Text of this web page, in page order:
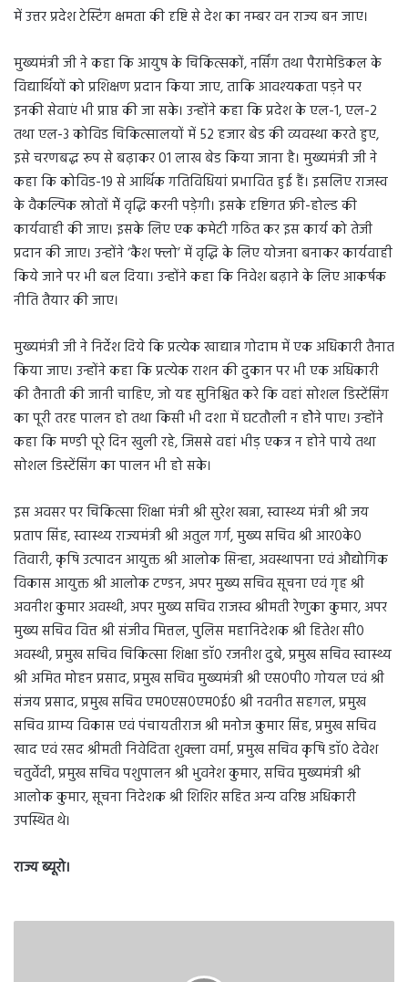
में उत्तर प्रदेश टेस्टिंग क्षमता की दृष्टि से देश का नम्बर वन राज्य बन जाए।
मुख्यमंत्री जी ने कहा कि आयुष के चिकित्सकों, नर्सिंग तथा पैरामेडिकल के
विद्यार्थियों को प्रशिक्षण प्रदान किया जाए, ताकि आवश्यकता पड़ने पर
इनकी सेवाएं भी प्राप्त की जा सके। उन्होंने कहा कि प्रदेश के एल-1, एल-2
तथा एल-3 कोविड चिकित्सालयों में 52 हजार बेड की व्यवस्था करते हुए,
इसे चरणबद्ध रूप से बढ़ाकर 01 लाख बेड किया जाना है। मुख्यमंत्री जी ने
कहा कि कोविड-19 से आर्थिक गतिविधियां प्रभावित हुई हैं। इसलिए राजस्व
के वैकल्पिक स्रोतों मेें वृद्धि करनी पड़ेगी। इसके दृष्टिगत फ्री-होल्ड की
कार्यवाही की जाए। इसके लिए एक कमेटी गठित कर इस कार्य को तेजी
प्रदान की जाए। उन्होंने ‘कैश फ्लो’ में वृद्धि के लिए योजना बनाकर कार्यवाही
किये जाने पर भी बल दिया। उन्होंने कहा कि निवेश बढ़ाने के लिए आकर्षक
नीति तैयार की जाए।
मुख्यमंत्री जी ने निर्देश दिये कि प्रत्येक खाद्यान्न गोदाम में एक अधिकारी तैनात
किया जाए। उन्होंने कहा कि प्रत्येक राशन की दुकान पर भी एक अधिकारी
की तैनाती की जानी चाहिए, जो यह सुनिश्चित करे कि वहां सोशल डिस्टेंसिंग
का पूरी तरह पालन हो तथा किसी भी दशा में घटतौली न होेने पाए। उन्होंने
कहा कि मण्डी पूरे दिन खुली रहे, जिससे वहां भीड़ एकत्र न होने पाये तथा
सोशल डिस्टेंसिंग का पालन भी हो सके।
इस अवसर पर चिकित्सा शिक्षा मंत्री श्री सुरेश खन्ना, स्वास्थ्य मंत्री श्री जय
प्रताप सिंह, स्वास्थ्य राज्यमंत्री श्री अतुल गर्ग, मुख्य सचिव श्री आर0के0
तिवारी, कृषि उत्पादन आयुक्त श्री आलोक सिन्हा, अवस्थापना एवं औद्योगिक
विकास आयुक्त श्री आलोक टण्डन, अपर मुख्य सचिव सूचना एवं गृह श्री
अवनीश कुमार अवस्थी, अपर मुख्य सचिव राजस्व श्रीमती रेणुका कुमार, अपर
मुख्य सचिव वित्त श्री संजीव मित्तल, पुलिस महानिदेशक श्री हितेश सी0
अवस्थी, प्रमुख सचिव चिकित्सा शिक्षा डाॅ0 रजनीश दुबे, प्रमुख सचिव स्वास्थ्य
श्री अमित मोहन प्रसाद, प्रमुख सचिव मुख्यमंत्री श्री एस0पी0 गोयल एवं श्री
संजय प्रसाद, प्रमुख सचिव एम0एस0एम0ई0 श्री नवनीत सहगल, प्रमुख
सचिव ग्राम्य विकास एवं पंचायतीराज श्री मनोज कुमार सिंह, प्रमुख सचिव
खाद एवं रसद श्रीमती निवेदिता शुक्ला वर्मा, प्रमुख सचिव कृषि डाॅ0 देवेश
चतुर्वेदी, प्रमुख सचिव पशुपालन श्री भुवनेश कुमार, सचिव मुख्यमंत्री श्री
आलोक कुमार, सूचना निदेशक श्री शिशिर सहित अन्य वरिष्ठ अधिकारी
उपस्थित थे।
राज्य ब्यूरो।